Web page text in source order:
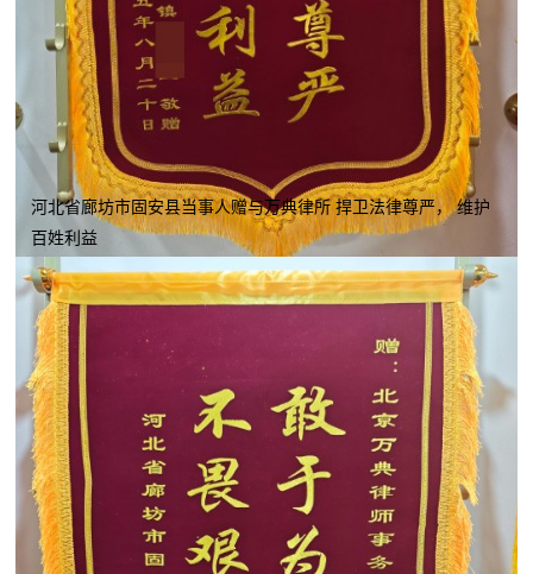
河北省廊坊市固安县当事人赠与万典律所 捍卫法律尊严， 维护
百姓利益